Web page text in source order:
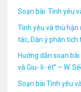
Soạn bài: Tình yêu
Tình yêu và thù hận
tác, Dàn ý phân tích
Hướng dẫn soạn
và Giu- li- ét” – W.
Soạn bài Tình yêu